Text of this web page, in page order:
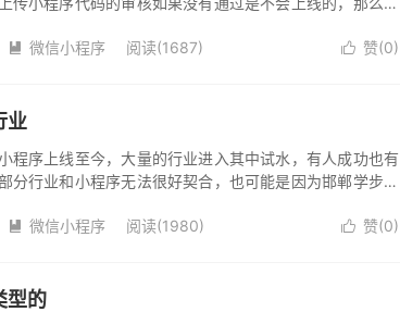
 微信小程序 阅读(1687)  赞(0)
业
程序上线至今，大量的行业进入其中试水，有人成功也有
分行业和小程序无法很好契合，也可能是因为邯郸学步导
 微信小程序 阅读(1980)  赞(0)
型的